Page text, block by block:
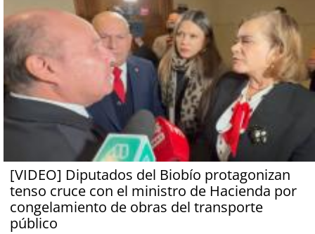
[VIDEO] Diputados del Biobío protagonizan
tenso cruce con el ministro de Hacienda por
congelamiento de obras del transporte
público